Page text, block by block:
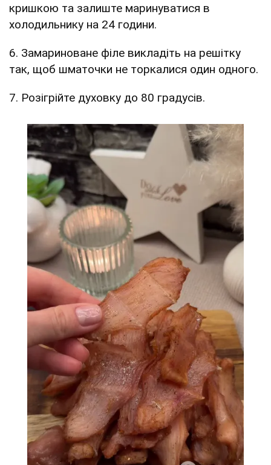
кришкою та залиште маринуватися в
холодильнику на 24 години.
6. Замариноване філе викладіть на решітку
так, щоб шматочки не торкалися один одного.
7. Розігрійте духовку до 80 градусів.